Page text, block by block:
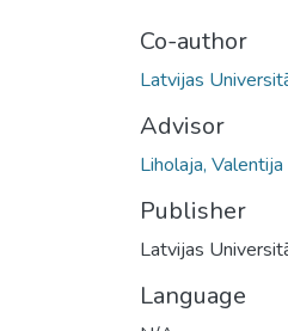
Co-author
Latvijas
Advisor
Liholaja, Valentija
Publisher
Latvijas
Language